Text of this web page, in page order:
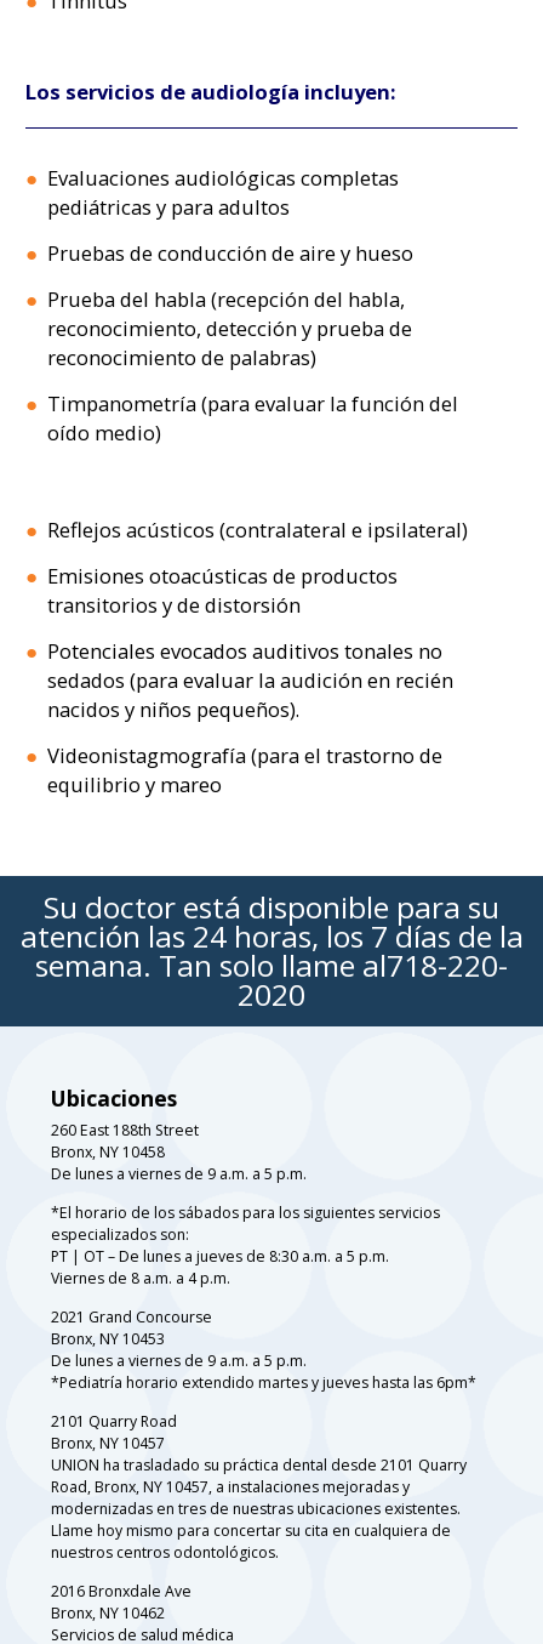
Los servicios de audiología incluyen:
Evaluaciones audiológicas completas
pediátricas y para adultos
Pruebas de conducción de aire y hueso
Prueba del habla (recepción del habla,
reconocimiento, detección y prueba de
reconocimiento de palabras)
Timpanometría (para evaluar la función del
oído medio)
Reflejos acústicos (contralateral e ipsilateral)
Emisiones otoacústicas de productos
transitorios y de distorsión
Potenciales evocados auditivos tonales no
sedados (para evaluar la audición en recién
nacidos y niños pequeños).
Videonistagmografía (para el trastorno de
equilibrio y mareo
Su doctor está disponible para su
atención las 24 horas, los 7 días de la
semana. Tan solo llame al718-220-
2020
Ubicaciones
260 East 188th Street
Bronx, NY 10458
De lunes a viernes de 9 a.m. a 5 p.m.
*El horario de los sábados para los siguientes servicios
especializados son:
PT | OT – De lunes a jueves de 8:30 a.m. a 5 p.m.
Viernes de 8 a.m. a 4 p.m.
2021 Grand Concourse
Bronx, NY 10453
De lunes a viernes de 9 a.m. a 5 p.m.
*Pediatría horario extendido martes y jueves hasta las 6pm*
2101 Quarry Road
Bronx, NY 10457
UNION ha trasladado su práctica dental desde 2101 Quarry
Road, Bronx, NY 10457, a instalaciones mejoradas y
modernizadas en tres de nuestras ubicaciones existentes.
Llame hoy mismo para concertar su cita en cualquiera de
nuestros centros odontológicos.
2016 Bronxdale Ave
Bronx, NY 10462
Servicios de salud médica